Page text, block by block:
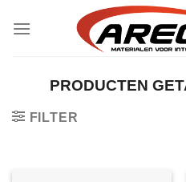
naar
PRODUCTEN
FILTER